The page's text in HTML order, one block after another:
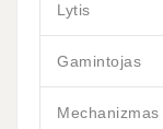
Lytis
Gamintojas
Mechanizmas